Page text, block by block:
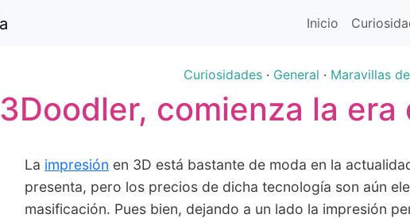
Inicio
Curiosidades · General · Maravillas
3Doodler, comienza la
La impresión en 3D está bastante de moda en la
presenta, pero los precios de dicha tecnología son aún
masificación. Pues bien, dejando a un lado la impresión